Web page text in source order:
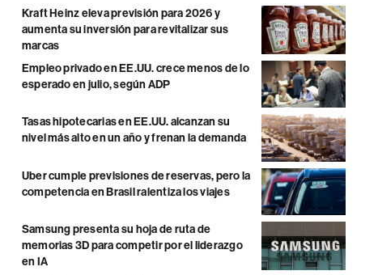
Kraft Heinz eleva previsión para 2026 y
aumenta su inversión para revitalizar sus
marcas
Empleo privado en EE.UU. crece menos de lo
esperado en julio, según ADP
Tasas hipotecarias en EE.UU. alcanzan su
nivel más alto en un año y frenan la demanda
Uber cumple previsiones de reservas, pero la
competencia en Brasil ralentiza los viajes
Samsung presenta su hoja de ruta de
memorias 3D para competir por el liderazgo
en IA